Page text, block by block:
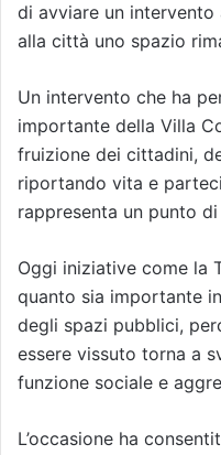
di avviare un
alla città uno spazio
Un intervento che ha
importante della Villa
fruizione dei cittadini,
riportando vita e
rappresenta un punto
Oggi iniziative come la
quanto sia importante
degli spazi pubblici,
essere vissuto torna a
funzione sociale e
L’occasione ha